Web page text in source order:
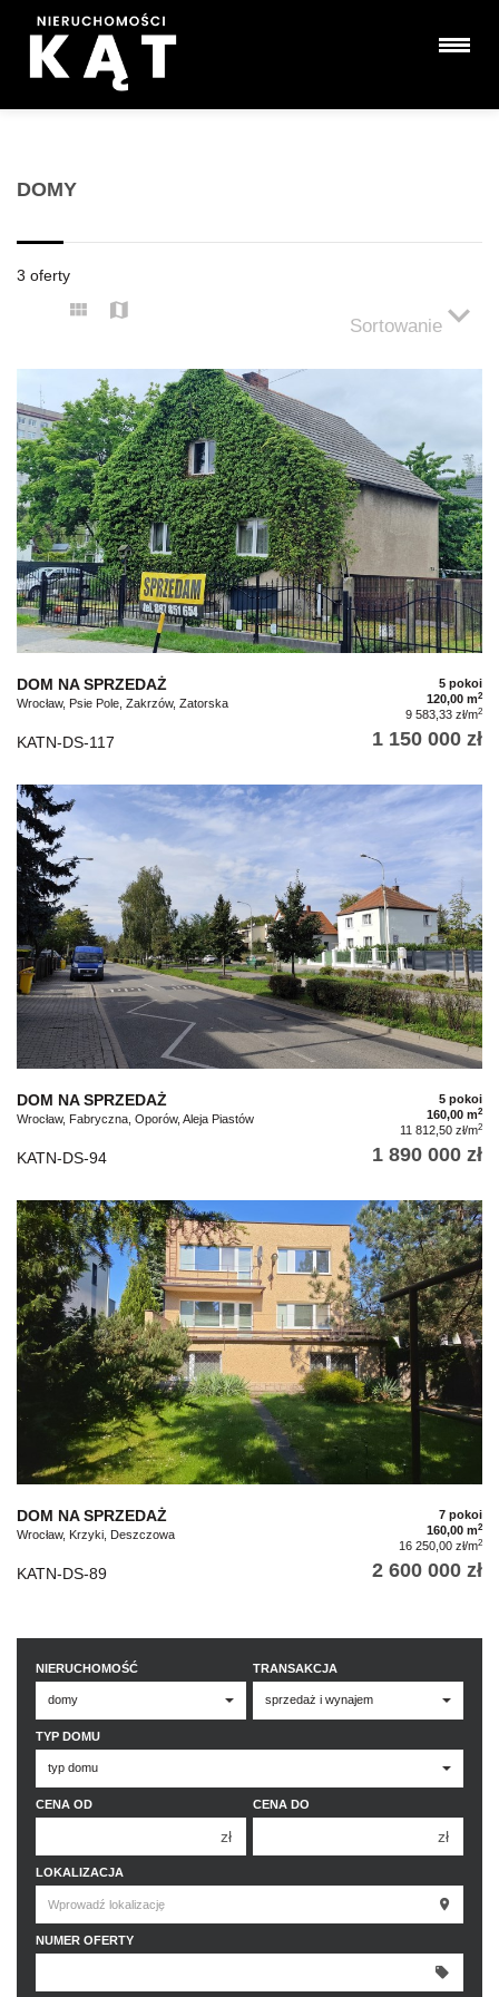
DOMY
3 oferty
Sortowanie
DOM NA SPRZEDAŻ
Wrocław, Psie Pole, Zakrzów, Zatorska
5 pokoi
120,00 m2
9 583,33 zł/m2
KATN-DS-117 1 150 000 zł
DOM NA SPRZEDAŻ
Wrocław, Fabryczna, Oporów, Aleja Piastów
5 pokoi
160,00 m2
11 812,50 zł/m2
KATN-DS-94 1 890 000 zł
DOM NA SPRZEDAŻ
Wrocław, Krzyki, Deszczowa
7 pokoi
160,00 m2
16 250,00 zł/m2
KATN-DS-89 2 600 000 zł
NIERUCHOMOŚĆ TRANSAKCJA
TYP DOMU
CENA OD
zł
150 000 zł
200 000 zł
250 000 zł
CENA DO
zł
LOKALIZACJA
NUMER OFERTY